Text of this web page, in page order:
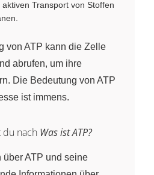
Transport von Stoffen
von ATP kann die Zelle
abrufen, um ihre
Die Bedeutung von ATP
ist immens.
du nach Was ist ATP?
ATP und seine